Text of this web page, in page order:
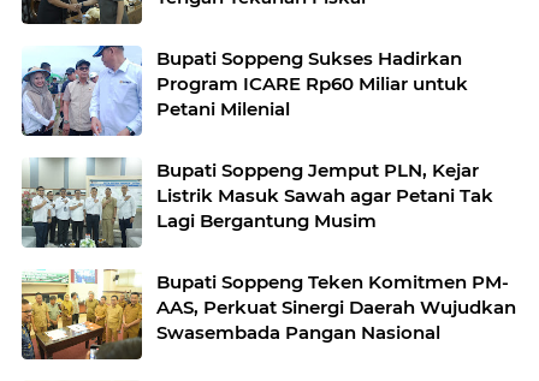
Bupati Soppeng Sukses Hadirkan
Program ICARE Rp60 Miliar untuk
Petani Milenial
Bupati Soppeng Jemput PLN, Kejar
Listrik Masuk Sawah agar Petani Tak
Lagi Bergantung Musim
Bupati Soppeng Teken Komitmen PM-
AAS, Perkuat Sinergi Daerah Wujudkan
Swasembada Pangan Nasional